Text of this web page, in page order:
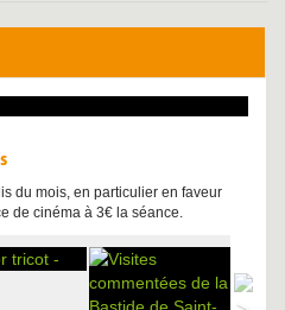
du mois, en particulier en faveur
de cinéma à 3€ la séance.